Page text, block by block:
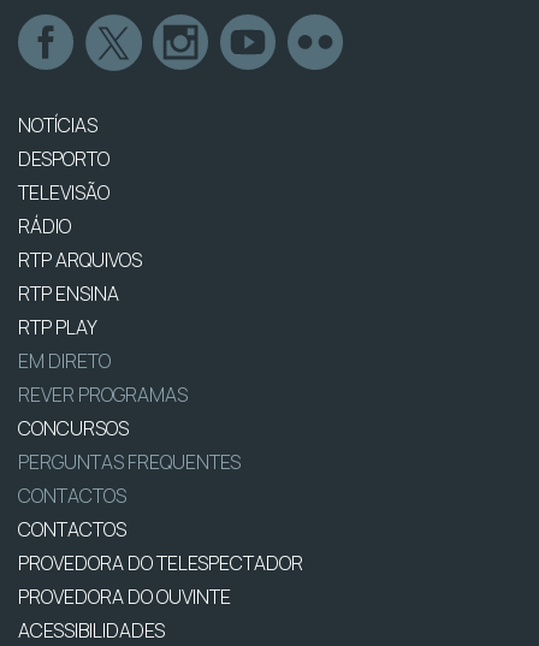
NOTÍCIAS
DESPORTO
TELEVISÃO
RÁDIO
RTP ARQUIVOS
RTP ENSINA
RTP PLAY
EM DIRETO
REVER PROGRAMAS
CONCURSOS
PERGUNTAS FREQUENTES
CONTACTOS
CONTACTOS
PROVEDORA DO TELESPECTADOR
PROVEDORA DO OUVINTE
ACESSIBILIDADES